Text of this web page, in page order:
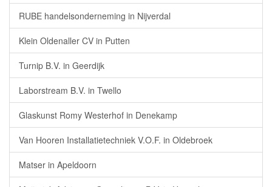
RUBE handelsonderneming in Nijverdal
Klein Oldenaller CV in Putten
Turnip B.V. in Geerdijk
Laborstream B.V. in Twello
Glaskunst Romy Westerhof in Denekamp
Van Hooren Installatietechniek V.O.F. in Oldebroek
Matser in Apeldoorn